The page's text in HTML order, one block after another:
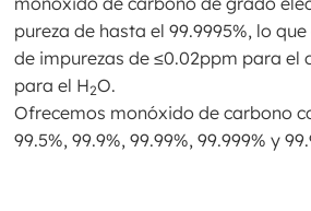
pureza de hasta el 99.9995%, lo
de impurezas de ≤0.02ppm para el
para el H2O.
Ofrecemos monóxido de carbono
99.5%, 99.9%, 99.99%, 99.999% y